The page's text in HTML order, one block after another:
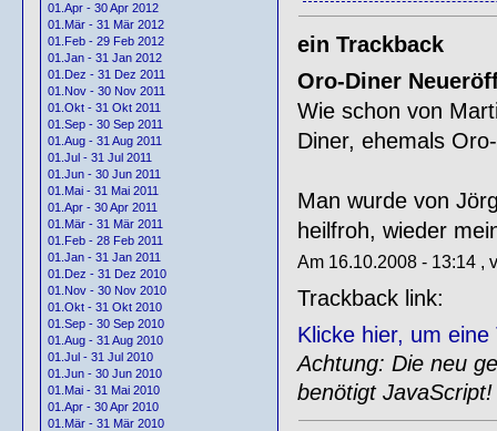
01.Apr - 30 Apr 2012
01.Mär - 31 Mär 2012
01.Feb - 29 Feb 2012
01.Jan - 31 Jan 2012
01.Dez - 31 Dez 2011
01.Nov - 30 Nov 2011
01.Okt - 31 Okt 2011
01.Sep - 30 Sep 2011
01.Aug - 31 Aug 2011
01.Jul - 31 Jul 2011
01.Jun - 30 Jun 2011
01.Mai - 31 Mai 2011
01.Apr - 30 Apr 2011
01.Mär - 31 Mär 2011
01.Feb - 28 Feb 2011
01.Jan - 31 Jan 2011
01.Dez - 31 Dez 2010
01.Nov - 30 Nov 2010
01.Okt - 31 Okt 2010
01.Sep - 30 Sep 2010
01.Aug - 31 Aug 2010
01.Jul - 31 Jul 2010
01.Jun - 30 Jun 2010
01.Mai - 31 Mai 2010
01.Apr - 30 Apr 2010
01.Mär - 31 Mär 2010
ein Trackback
Oro-Diner
Wie schon von
Diner, ehemals
Man wurde von
heilfroh, wieder
Am 16.10.2008 - 13:14 ,
Trackback link:
Klicke hier, um
Achtung: Die neu
benötigt JavaScript!